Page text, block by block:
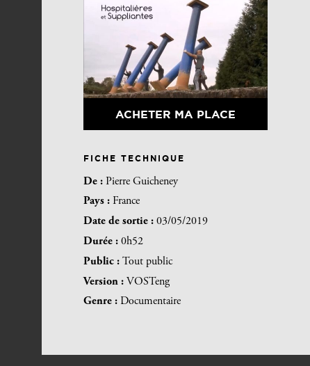
ACHETER MA PLACE
FICHE TECHNIQUE
De : Pierre Guicheney
Pays : France
Date de sortie : 03/05/2019
Durée : 0h52
Public : Tout public
Version : VOSTeng
Genre : Documentaire